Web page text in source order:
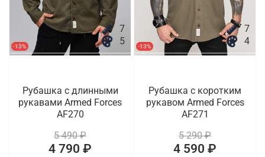
-13%
7
5
Рубашка с длинными
рукавами Armed Forces
AF270
5 490 ₽
4 790 ₽
-13%
7
4
Рубашка с коротким
рукавом Armed Forces
AF271
5 290 ₽
4 590 ₽